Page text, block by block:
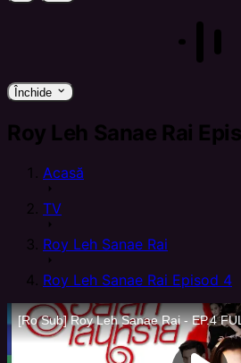
Închide keyboard_arrow_down
Roy Leh Sanae Rai
Acasă
arrow_right
TV
arrow_right
Roy Leh Sanae Rai
arrow_right
Roy Leh Sanae Rai Episod 4